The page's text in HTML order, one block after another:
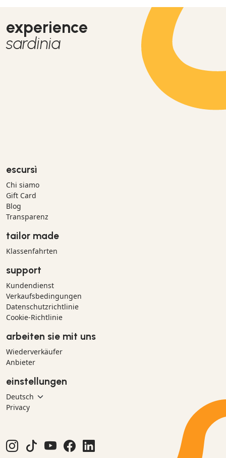
experience
sardinia
escursì
Chi siamo
Gift Card
Blog
Transparenz
tailor made
Klassenfahrten
support
Kundendienst
Verkaufsbedingungen
Datenschutzrichtlinie
Cookie-Richtlinie
arbeiten sie mit uns
Wiederverkäufer
Anbieter
einstellungen
Privacy